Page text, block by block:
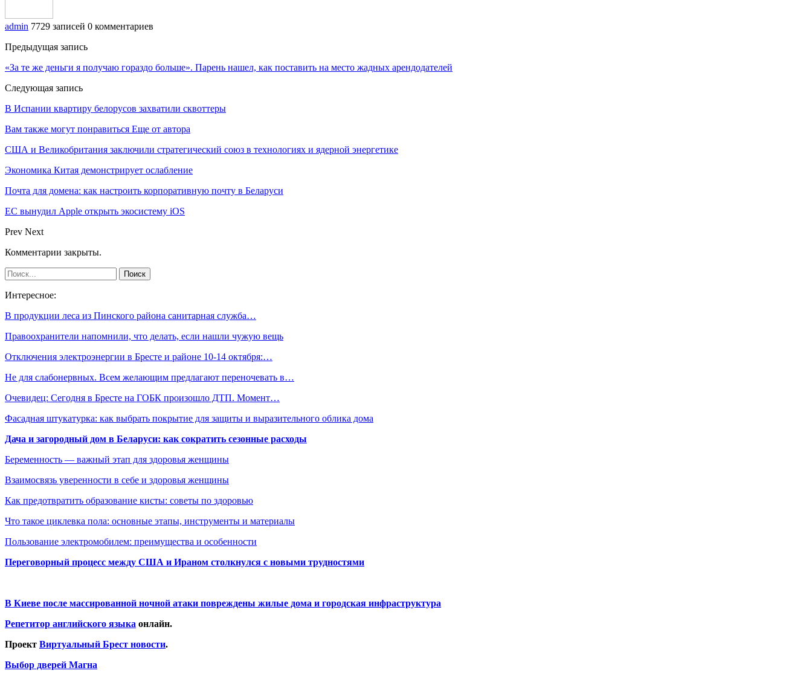
admin 7729 записей 0 комментариев
Предыдущая запись
«За те же деньги я получаю гораздо больше». Парень нашел, как поставить на место жадных арендодателей
Следующая запись
В Испании квартиру белорусов захватили сквоттеры
Вам также могут понравиться Еще от автора
США и Великобритания заключили стратегический союз в технологиях и ядерной энергетике
Экономика Китая демонстрирует ослабление
Почта для домена: как настроить корпоративную почту в Беларуси
ЕС вынудил Apple открыть экосистему iOS
Prev Next
Комментарии закрыты.
Интересное:
В продукции леса из Пинского района санитарная служба…
Правоохранители напомнили, что делать, если нашли чужую вещь
Отключения электроэнергии в Бресте и районе 10-14 октября:…
Не для слабонервных. Всем желающим предлагают переночевать в…
Очевидец: Сегодня в Бресте на ГОБК произошло ДТП. Момент…
Фасадная штукатурка: как выбрать покрытие для защиты и выразительного облика дома
Дача и загородный дом в Беларуси: как сократить сезонные расходы
Беременность — важный этап для здоровья женщины
Взаимосвязь уверенности в себе и здоровья женщины
Как предотвратить образование кисты: советы по здоровью
Что такое циклевка пола: основные этапы, инструменты и материалы
Пользование электромобилем: преимущества и особенности
Переговорный процесс между США и Ираном столкнулся с новыми трудностями
В Киеве после массированной ночной атаки повреждены жилые дома и городская инфраструктура
Репетитор английского языка онлайн.
Проект Виртуальный Брест новости.
Выбор дверей Магна